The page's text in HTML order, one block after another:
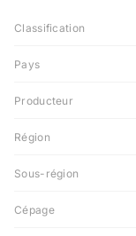
Classification
Pays
Producteur
Région
Sous-région
Cépage